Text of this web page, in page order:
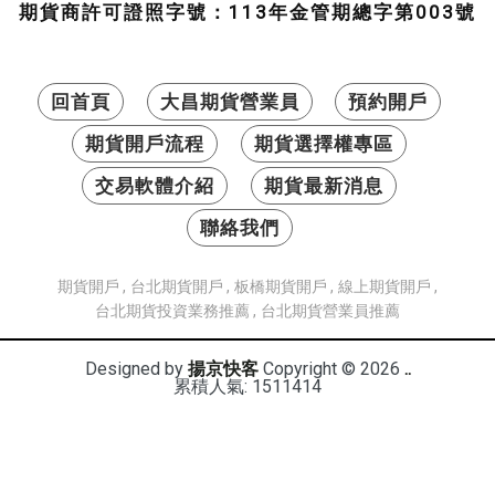
期貨商許可證照字號：113年金管期總字第003號
回首頁 大昌期貨營業員
預約開戶
期貨開戶流程
期貨選擇權專區
交易軟體介紹
期貨最新消息
聯絡我們
期貨開戶 台北期貨開戶 板橋期貨開戶
線上期貨開戶
台北期貨投資業務推薦
台北期貨營業員推薦
Designed by 揚京快客Copyright © 2026 ..
累積人氣: 1511414